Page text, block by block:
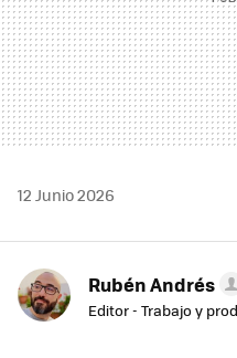
12 Junio 2026
Rubén Andrés
Editor - Trabajo y